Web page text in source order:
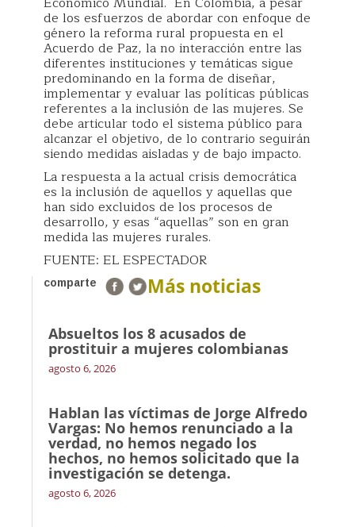
de los esfuerzos de abordar con enfoque de
género la reforma rural propuesta en el
Acuerdo de Paz, la no interacción entre las
diferentes instituciones y temáticas sigue
predominando en la forma de diseñar,
implementar y evaluar las políticas públicas
referentes a la inclusión de las mujeres. Se
debe articular todo el sistema público para
alcanzar el objetivo, de lo contrario seguirán
siendo medidas aisladas y de bajo impacto.
La respuesta a la actual crisis democrática
es la inclusión de aquellos y aquellas que
han sido excluidos de los procesos de
desarrollo, y esas “aquellas” son en gran
medida las mujeres rurales.
FUENTE: EL ESPECTADOR
comparte Más noticias
Absueltos los 8 acusados de
prostituir a mujeres colombianas
agosto 6, 2026
Hablan las víctimas de Jorge Alfredo
Vargas: No hemos renunciado a la
verdad, no hemos negado los
hechos, no hemos solicitado que la
investigación se detenga.
agosto 6, 2026